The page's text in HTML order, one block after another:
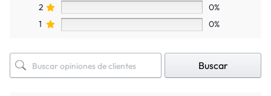
2
0%
1
0%
Buscar